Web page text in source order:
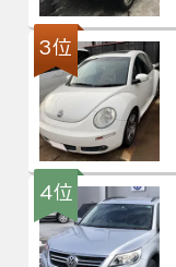
3位
4位